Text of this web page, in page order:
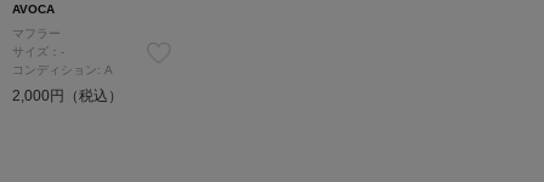
AVOCA
マフラー
サイズ：-
コンディション: A
2,000円（税込）